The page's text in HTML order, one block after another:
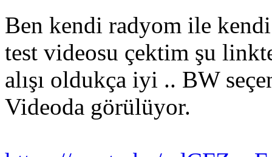
Ben kendi radyom ile
test videosu çektim şu
alışı oldukça iyi .. BW
Videoda görülüyor.